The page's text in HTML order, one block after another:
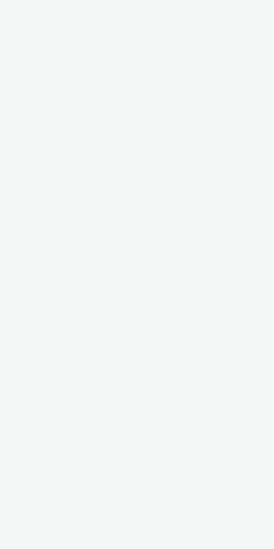
schweren und unheilbaren Erkrankung. Dabei steht
ihren An- und Zugehörigen eine bestmögliche
Fragestellungen: Ab wann ist eine palliative
kann man mit Menschen mit fortgeschrittener
Webinar die unterschiedlichen